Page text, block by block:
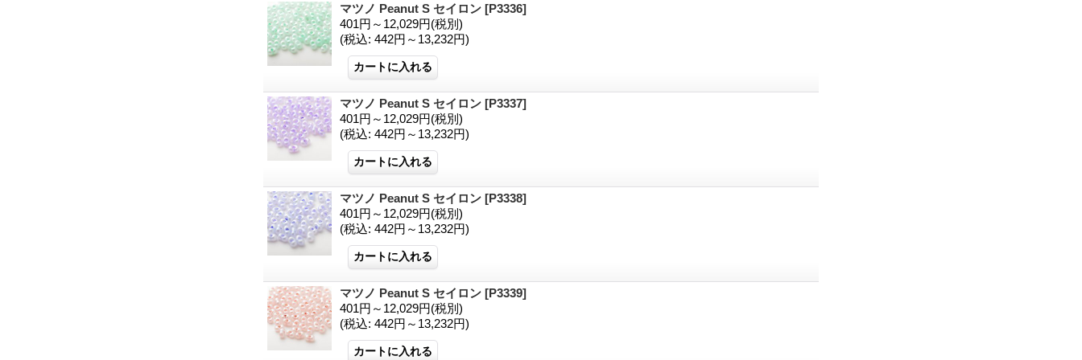
マツノ Peanut S セイロン [P3336]
401円～12,029円(税別)
(税込: 442円～13,232円)
マツノ Peanut S セイロン [P3337]
401円～12,029円(税別)
(税込: 442円～13,232円)
マツノ Peanut S セイロン [P3338]
401円～12,029円(税別)
(税込: 442円～13,232円)
マツノ Peanut S セイロン [P3339]
401円～12,029円(税別)
(税込: 442円～13,232円)